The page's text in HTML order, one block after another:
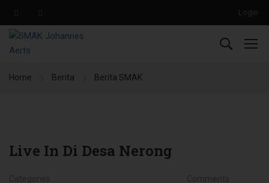
Login
Home Berita Berita SMAK
Live In Di Desa Nerong